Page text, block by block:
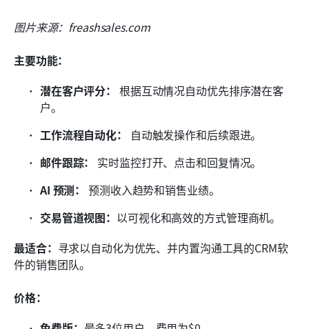
图片来源：freashsales.com
主要功能：
潜在客户评分： 根据互动情况自动优先排序潜在客
户。
工作流程自动化：
自动触发操作和后续跟进。
邮件跟踪：
实时监控打开、点击和回复情况。
AI 预测： 预测收入趋势和销售业绩。
交易管道视图： 以可视化和高效的方式管理商机。
最适合： 寻求以自动化为优先、并内置沟通工具的CRM软
件的销售团队。
价格：